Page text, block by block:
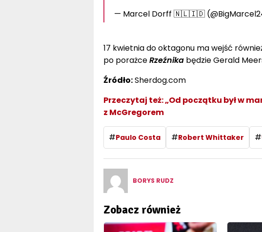
— Marcel Dorff 🇳🇱🇮🇩
17 kwietnia do oktagonu ma wejść
po porażceRzeźnika będzie Gerald
Źródło:Sherdog.com
Przeczytaj też:„Od początku był w
z McGregorem
#Paulo Costa #Robert Whittaker #
BORYS RUDZ
Zobacz również